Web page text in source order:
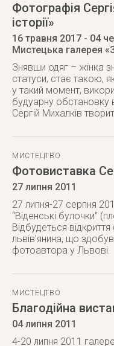
Фотографія
історії»
16 травня 2017 - 04
Мистецька галерея
Знявши одяг – жінка
статуси, стає такою,
у такий момент,
будуарну обстановку
Сергій Михалків
МИСТЕЦТВО
Фотовиставка
27 липня 2011
27 липня-27 серпня
“Віденські булочки”
Відбудеться
львів’янина, що
фотоавтора у Львові.
МИСТЕЦТВО
Благодійна
04 липня 2011
4-20 липня 2011